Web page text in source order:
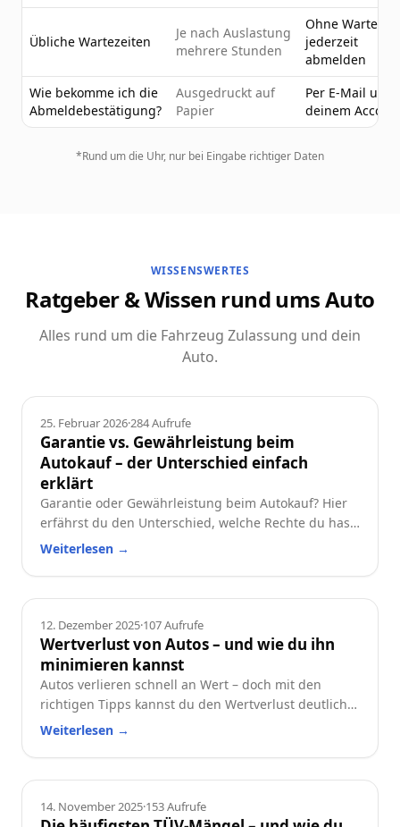
Übliche Wartezeiten
Je nach Auslastung
mehrere Stunden
Ohne Wartezeit
jederzeit
abmelden
Wie bekomme ich die
Abmeldebestätigung?
Ausgedruckt auf
Papier
Per E-Mail und
deinem
*Rund um die Uhr, nur bei Eingabe richtiger Daten
WISSENSWERTES
Ratgeber & Wissen rund ums Auto
Alles rund um die Fahrzeug Zulassung und dein
Auto.
Ratgeber
25. Februar 2026·284Aufrufe
Garantie vs. Gewährleistung beim
Autokauf – der Unterschied einfach
erklärt
Garantie oder Gewährleistung beim Autokauf? Hier
erfährst du den Unterschied, welche Rechte du hast
und worauf du beim Neu- oder Gebrauchtwagen
Weiterlesen →
Ratgeber
12. Dezember 2025·107Aufrufe
Wertverlust von Autos – und wie du ihn
minimieren kannst
Autos verlieren schnell an Wert – doch mit den
richtigen Tipps kannst du den Wertverlust deutlich
reduzieren. Erfahre, welche Faktoren besonders
wertstabil hältst.
Weiterlesen →
Ratgeber
14. November 2025·153Aufrufe